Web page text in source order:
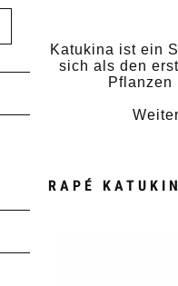
Katukina ist ein
sich als den
Pflanzen
RAPÉ